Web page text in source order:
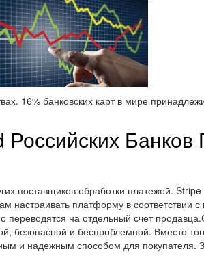
16% банковских карт в мире
Банков
поставщиков обработки платежей.
настраивать платформу в соответствии
на отдельный счет
безопасной и беспроблемной. Вместо
и надежным способом для